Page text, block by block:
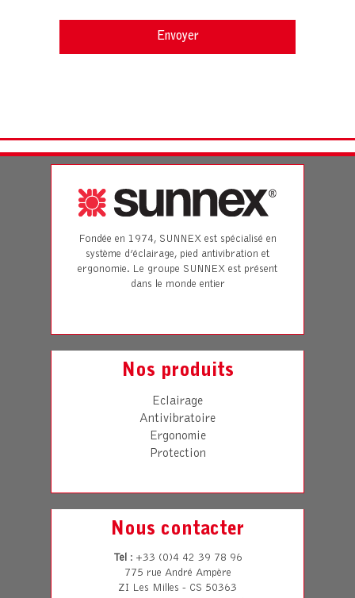
Fondée en 1974, SUNNEX est spécialisé en
système d’éclairage, pied antivibration et
ergonomie. Le groupe SUNNEX est présent
dans le monde entier
Nos produits
Eclairage
Antivibratoire
Ergonomie
Protection
Nous contacter
Tel: +33 (0)4 42 39 78 96
775 rue André Ampère
ZI Les Milles - CS 50363